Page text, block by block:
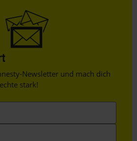
Newsletter und mach dich
stark!